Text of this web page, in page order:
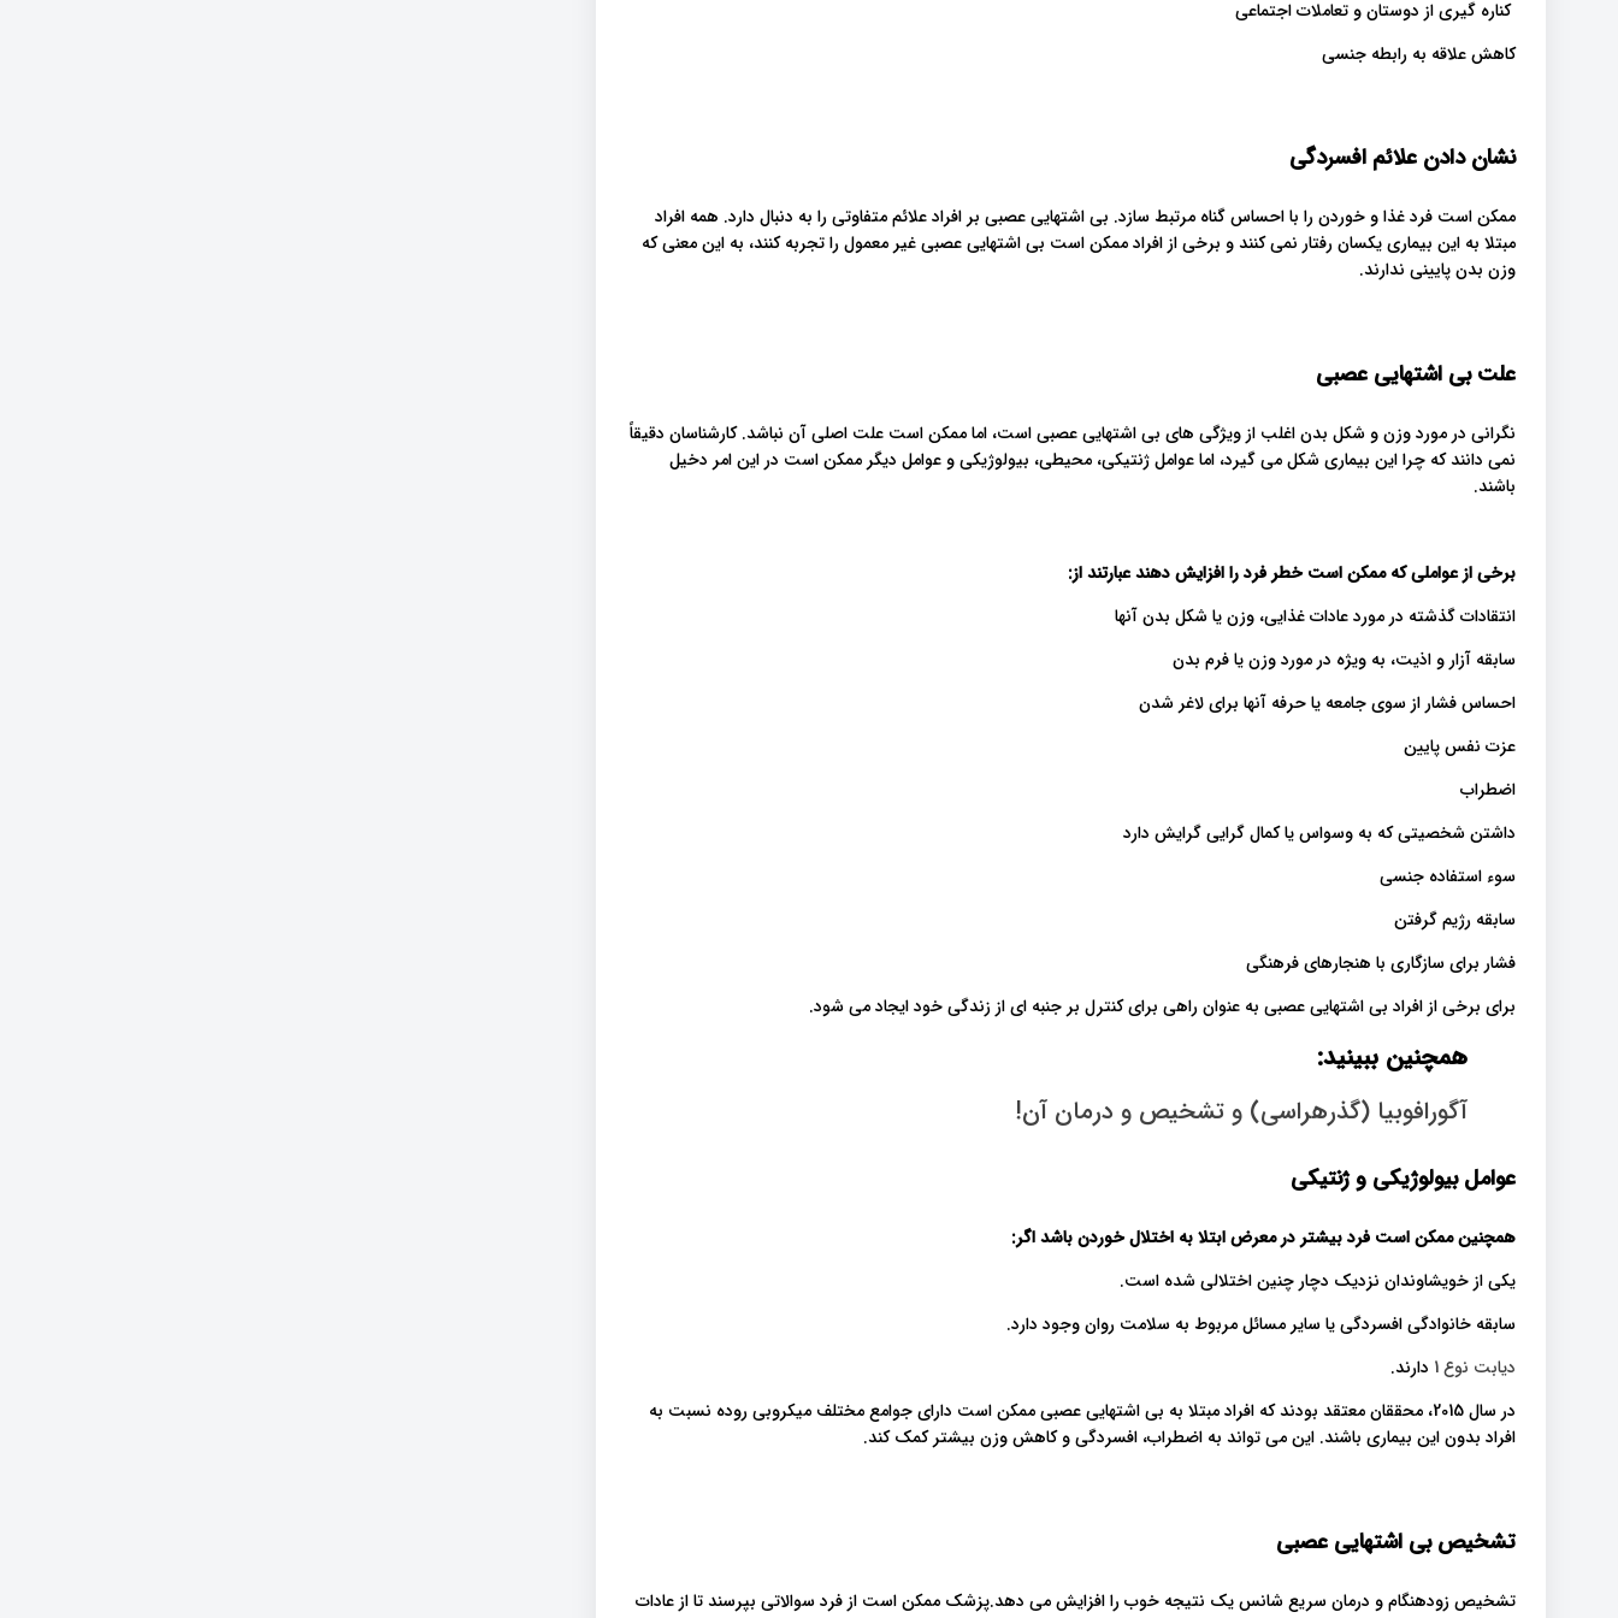
کناره گیری از دوستان و تعاملات اجتماعی
کاهش علاقه به رابطه جنسی
نشان دادن علائم افسردگی
ممکن است فرد غذا و خوردن را با احساس گناه مرتبط سازد. بی اشتهایی عصبی بر افراد علائم متفاوتی را به دنبال دارد. همه افراد
مبتلا به این بیماری یکسان رفتار نمی کنند و برخی از افراد ممکن است بی اشتهایی عصبی غیر معمول را تجربه کنند، به این معنی که
وزن بدن پایینی ندارند.
علت بی اشتهایی عصبی
نگرانی در مورد وزن و شکل بدن اغلب از ویژگی های بی اشتهایی عصبی است، اما ممکن است علت اصلی آن نباشد. کارشناسان دقیقاً
نمی دانند که چرا این بیماری شکل می گیرد، اما عوامل ژنتیکی، محیطی، بیولوژیکی و عوامل دیگر ممکن است در این امر دخیل
باشند.
برخی از عواملی که ممکن است خطر فرد را افزایش دهند عبارتند از:
انتقادات گذشته در مورد عادات غذایی، وزن یا شکل بدن آنها
سابقه آزار و اذیت، به ویژه در مورد وزن یا فرم بدن
احساس فشار از سوی جامعه یا حرفه آنها برای لاغر شدن
عزت نفس پایین
اضطراب
داشتن شخصیتی که به وسواس یا کمال گرایی گرایش دارد
سوء استفاده جنسی
سابقه رژیم گرفتن
فشار برای سازگاری با هنجارهای فرهنگی
برای برخی از افراد بی اشتهایی عصبی به عنوان راهی برای کنترل بر جنبه ای از زندگی خود ایجاد می شود.
همچنین ببینید:
آگورافوبیا (گذرهراسی) و تشخیص و درمان آن!
عوامل بیولوژیکی و ژنتیکی
همچنین ممکن است فرد بیشتر در معرض ابتلا به اختلال خوردن باشد اگر:
یکی از خویشاوندان نزدیک دچار چنین اختلالی شده است.
سابقه خانوادگی افسردگی یا سایر مسائل مربوط به سلامت روان وجود دارد.
دیابت نوع 1 دارند.
در سال 2015، محققان معتقد بودند که افراد مبتلا به بی اشتهایی عصبی ممکن است دارای جوامع مختلف میکروبی روده نسبت به
افراد بدون این بیماری باشند. این می تواند به اضطراب، افسردگی و کاهش وزن بیشتر کمک کند.
تشخیص بی اشتهایی عصبی
تشخیص زودهنگام و درمان سریع شانس یک نتیجه خوب را افزایش می دهد.پزشک ممکن است از فرد سوالاتی بپرسند تا از عادات